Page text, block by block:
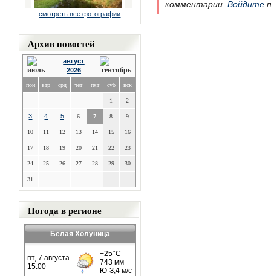
смотреть все фотографии
Архив новостей
август
2026
пон втр срд чет пят суб вск
1 2
3 4 5 6 7 8 9
10 11 12 13 14 15 16
17 18 19 20 21 22 23
24 25 26 27 28 29 30
31
Погода в регионе
Белая Холуница
комментарии. Войдите